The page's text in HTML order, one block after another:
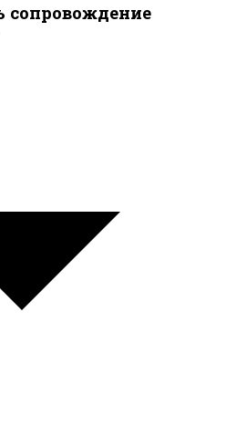
сопровождение